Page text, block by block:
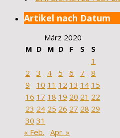
Artikel nach Datum
März 2020
M D M D F S
S
1
2
3 4 5 6 7
8
9
10 11 12 13 14 15
16 17 18 19 20 21 22
23 24 25 26 27 28 29
30 31
« Feb.
Apr. »